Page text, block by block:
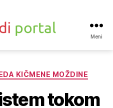
portal
Meni
Kategorije
KIČMENE MOŽDINE
tokom